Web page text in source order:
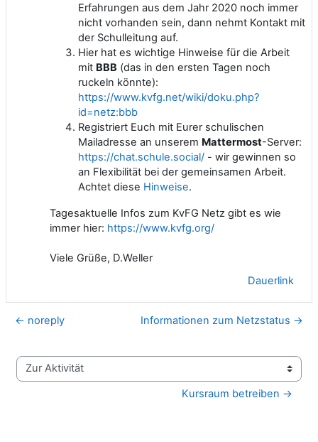
Erfahrungen aus dem Jahr 2020 noch immer
nicht vorhanden sein, dann nehmt Kontakt mit
der Schulleitung auf.
Hier hat es wichtige Hinweise für die Arbeit
mit BBB (das in den ersten Tagen noch
ruckeln könnte):
https://www.kvfg.net/wiki/doku.php?
id=netz:bbb
Registriert Euch mit Eurer schulischen
Mailadresse an unserem Mattermost-Server:
https://chat.schule.social/ - wir gewinnen so
an Flexibilität bei der gemeinsamen Arbeit.
Achtet diese Hinweise.
Tagesaktuelle Infos zum KvFG Netz gibt es wie
immer hier: https://www.kvfg.org/
Viele Grüße, D.Weller
Dauerlink
← noreply Informationen zum Netzstatus →
Zur Aktivität
Kursraum betreiben →